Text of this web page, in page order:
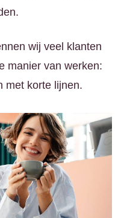
wij veel klanten
manier van werken:
met korte lijnen.